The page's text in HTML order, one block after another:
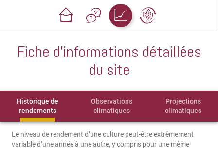
Fiche d'informations détaillées
du site
Historique de
rendements
Observations
climatiques
Projections
climatiques
Le niveau de rendement d’une culture peut-être extrêmement
variable d’une année à une autre, y compris pour une même